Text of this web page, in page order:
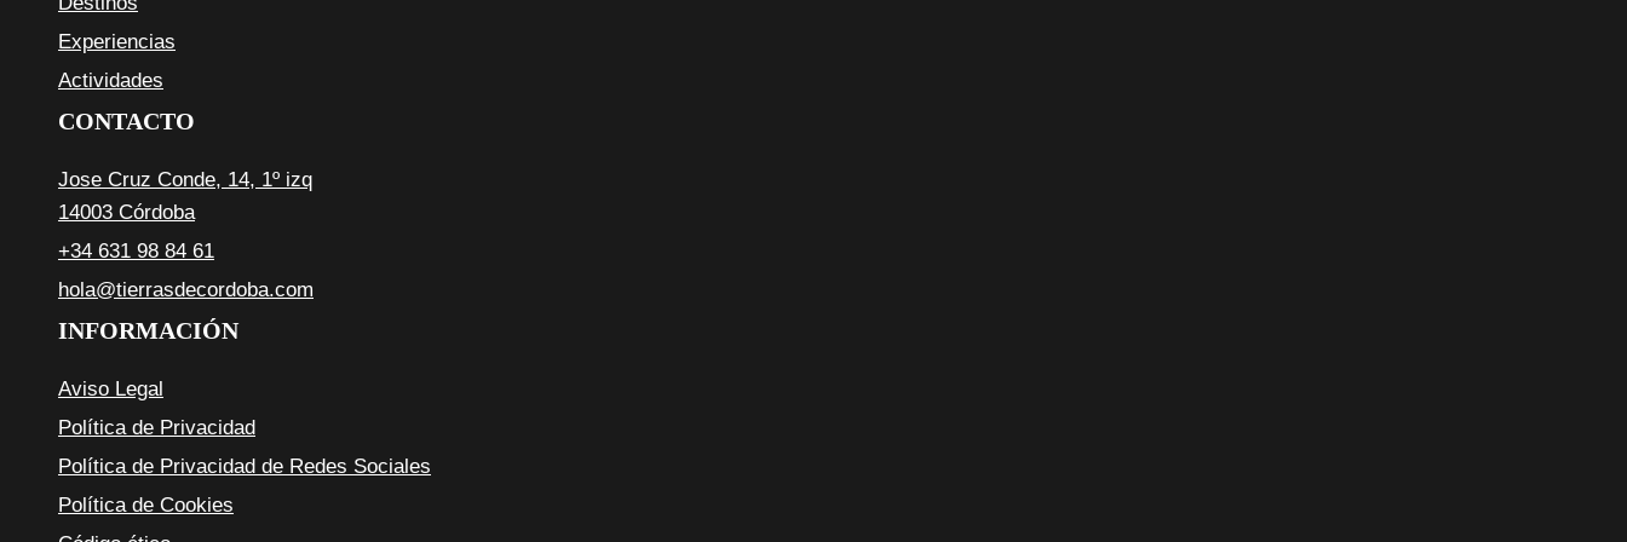
Experiencias
Actividades
CONTACTO
Jose Cruz Conde, 14, 1º izq
14003 Córdoba
+34 631 98 84 61
hola@tierrasdecordoba.com
INFORMACIÓN
Aviso Legal
Política de Privacidad
Política de Privacidad de Redes Sociales
Política de Cookies